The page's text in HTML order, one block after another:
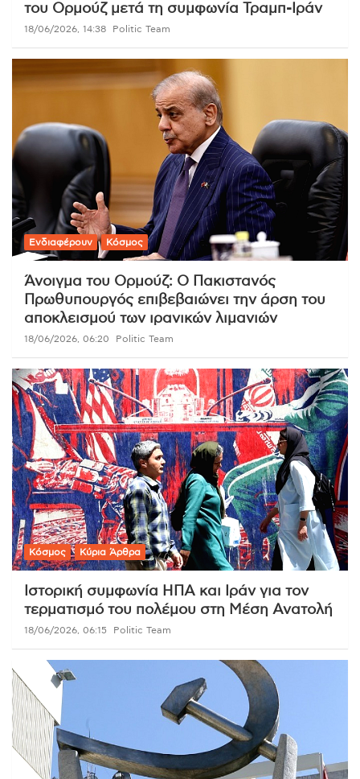
του Ορμούζ μετά τη συμφωνία Τραμπ-Ιράν
18/06/2026, 14:38 Politic Team
Ενδιαφέρουν Κόσμος
Άνοιγμα του Ορμούζ: Ο Πακιστανός
Πρωθυπουργός επιβεβαιώνει την άρση του
αποκλεισμού των ιρανικών λιμανιών
18/06/2026, 06:20 Politic Team
Κόσμος Κύρια Άρθρα
Ιστορική συμφωνία ΗΠΑ και Ιράν για τον
τερματισμό του πολέμου στη Μέση Ανατολή
18/06/2026, 06:15 Politic Team